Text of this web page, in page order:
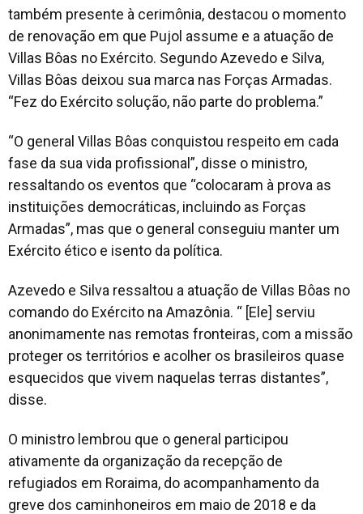
também presente à cerimônia, destacou o momento
de renovação em que Pujol assume e a atuação de
Villas Bôas no Exército. Segundo Azevedo e Silva,
Villas Bôas deixou sua marca nas Forças Armadas.
“Fez do Exército solução, não parte do problema.”
“O general Villas Bôas conquistou respeito em cada
fase da sua vida profissional”, disse o ministro,
ressaltando os eventos que “colocaram à prova as
instituições democráticas, incluindo as Forças
Armadas”, mas que o general conseguiu manter um
Exército ético e isento da política.
Azevedo e Silva ressaltou a atuação de Villas Bôas no
comando do Exército na Amazônia. “ [Ele] serviu
anonimamente nas remotas fronteiras, com a missão
proteger os territórios e acolher os brasileiros quase
esquecidos que vivem naquelas terras distantes”,
disse.
O ministro lembrou que o general participou
ativamente da organização da recepção de
refugiados em Roraima, do acompanhamento da
greve dos caminhoneiros em maio de 2018 e da